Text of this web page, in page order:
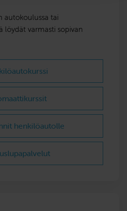
autokoulussa tai
löydät varmasti sopivan
henkilöautolle